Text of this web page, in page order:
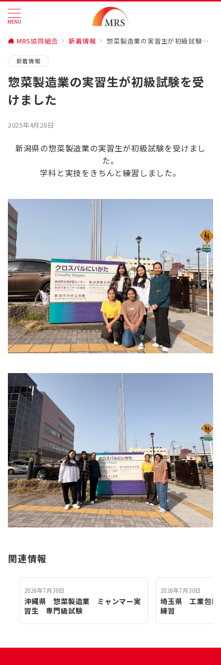
MENU
MRS協同組合 新着情報 惣菜製造業の実習生が初級試験を受けました
新着情報
惣菜製造業の実習生が初級試験を受
けました
2025年4月28日
新潟県の惣菜製造業の実習生が初級試験を受けまし
た。
学科と実技をきちんと練習しました。
関連情報
2026年7月30日
沖縄県 惣菜製造業 ミャンマー実
習生 専門級試験
2026年7月30日
埼玉県 工業包
練習